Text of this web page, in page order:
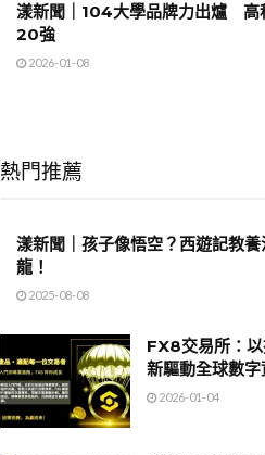
漾新聞｜104大學品牌力出爐 高
20強
2026-01-08
熱門推薦
漾新聞｜孩子像悟空？西遊記教
龍！
2025-08-08
FX8交易所：以
新驅動全球數
2026-01-04